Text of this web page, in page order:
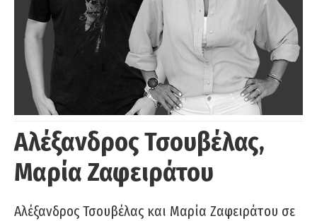
Αλέξανδρος Τσουβέλας,
Μαρία Ζαφειράτου
Αλέξανδρος Τσουβέλας και Μαρία Ζαφειράτου σε